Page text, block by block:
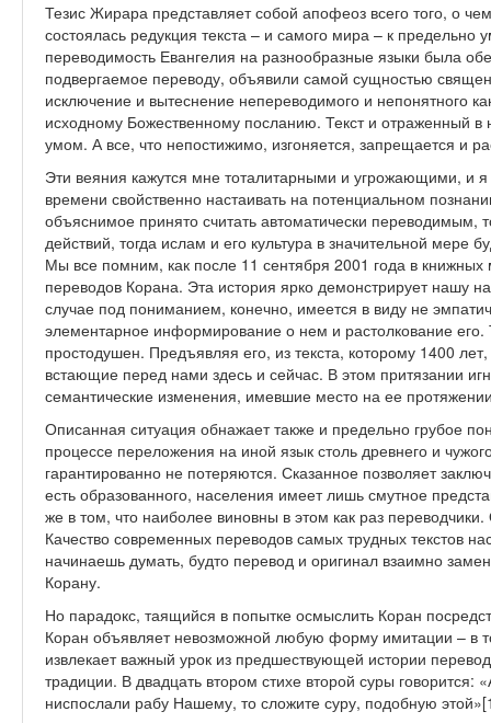
Тезис Жирара представляет собой апофеоз всего того, о
состоялась редукция текста – и самого мира – к
переводимость Евангелия на разнообразные языки была
подвергаемое переводу, объявили самой сущностью
исключение и вытеснение непереводимого и непонятного
исходному Божественному посланию. Текст и отраженный
умом. А все, что непостижимо, изгоняется, запрещается и
Эти веяния кажутся мне тоталитарными и угрожающими, и
времени свойственно настаивать на потенциальном
объяснимое принято считать автоматически переводимым,
действий, тогда ислам и его культура в значительной мере
Мы все помним, как после 11 сентября 2001 года в книжных
переводов Корана. Эта история ярко демонстрирует нашу
случае под пониманием, конечно, имеется в виду не
элементарное информирование о нем и растолкование его.
простодушен. Предъявляя его, из текста, которому 1400
встающие перед нами здесь и сейчас. В этом притязании
семантические изменения, имевшие место на ее
Описанная ситуация обнажает также и предельно грубое
процессе переложения на иной язык столь древнего и
гарантированно не потеряются. Сказанное позволяет
есть образованного, населения имеет лишь смутное
же в том, что наиболее виновны в этом как раз
Качество современных переводов самых трудных текстов
начинаешь думать, будто перевод и оригинал взаимно
Корану.
Но парадокс, таящийся в попытке осмыслить Коран
Коран объявляет невозможной любую форму имитации – в
извлекает важный урок из предшествующей истории
традиции. В двадцать втором стихе второй суры
ниспослали рабу Нашему, то сложите суру, подобную